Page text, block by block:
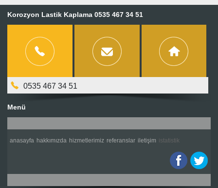
Korozyon Lastik Kaplama 0535 467 34 51
0535 467 34 51
Menü
anasayfa hakkımızda hizmetlerimiz referanslar i̇letişim i̇statistik